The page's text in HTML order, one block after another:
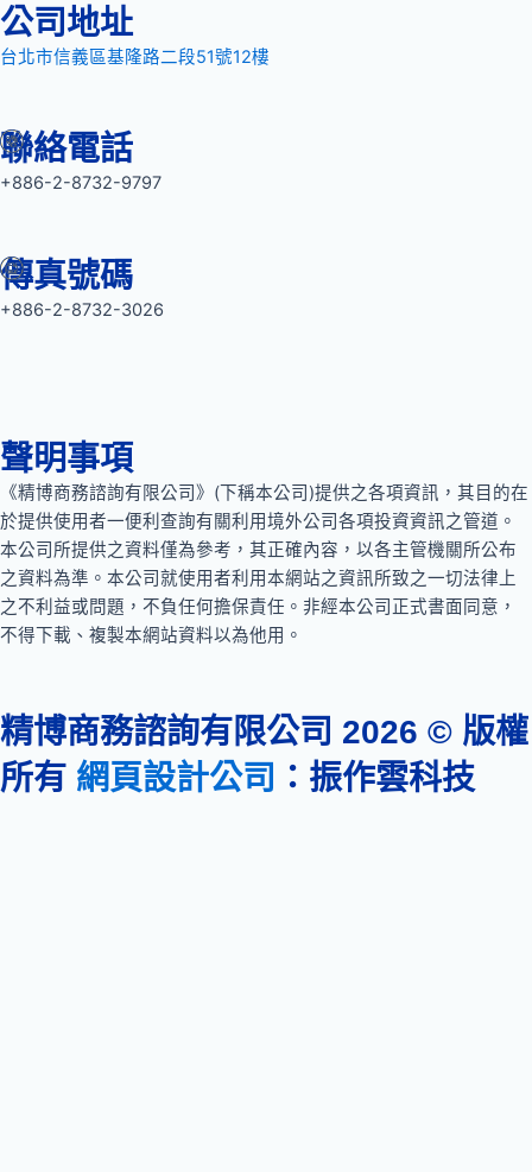
公司地址
台北市信義區基隆路二段51號12樓
聯絡電話
+886-2-8732-9797
傳真號碼
+886-2-8732-3026
聲明事項
《精博商務諮詢有限公司》(下稱本公司)提供之各項資訊，其目的在
於提供使用者一便利查詢有關利用境外公司各項投資資訊之管道。
本公司所提供之資料僅為參考，其正確內容，以各主管機關所公布
之資料為準。本公司就使用者利用本網站之資訊所致之一切法律上
之不利益或問題，不負任何擔保責任。非經本公司正式書面同意，
不得下載、複製本網站資料以為他用。
精博商務諮詢有限公司 2026 © 版權
所有 網頁設計公司 ：振作雲科技